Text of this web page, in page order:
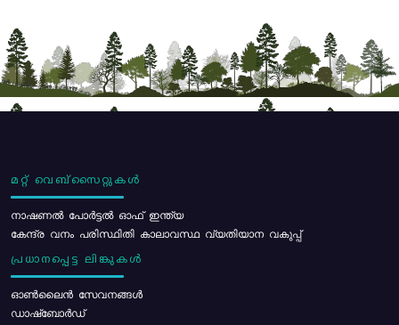
മറ്റ് വെബ്സൈറ്റുകൾ
നാഷണൽ പോർട്ടൽ ഓഫ് ഇന്ത്യ
കേന്ദ്ര വനം പരിസ്ഥിതി കാലാവസ്ഥ വ്യതിയാന വകുപ്പ്
പ്രധാനപ്പെട്ട ലിങ്കുകൾ
ഓൺലൈൻ സേവനങ്ങൾ
ഡാഷ്ബോർഡ്